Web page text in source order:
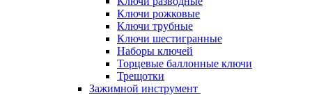
Ключи рожковые
Ключи трубные
Ключи шестигранные
Наборы ключей
Торцевые баллонные ключи
Трещотки
Зажимной инструмент